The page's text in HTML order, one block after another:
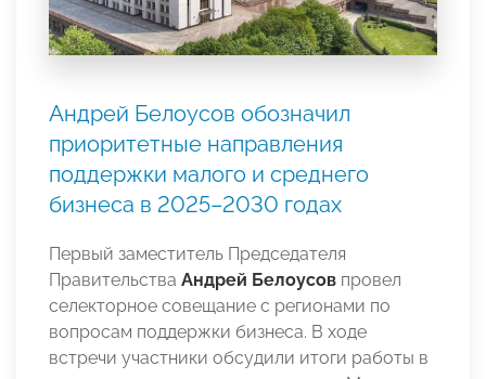
Андрей Белоусов обозначил
приоритетные направления
поддержки малого и среднего
бизнеса в 2025–2030 годах
Первый заместитель Председателя
Правительства Андрей Белоусов провел
селекторное совещание с регионами по
вопросам поддержки бизнеса. В ходе
встречи участники обсудили итоги работы в